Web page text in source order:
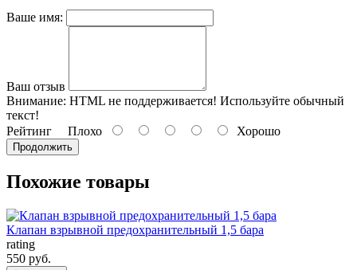
Ваше имя:
Ваш отзыв
Внимание: HTML не поддерживается! Используйте обычный
текст!
Рейтинг Плохо Хорошо
Продолжить
Похожие товары
Клапан взрывной предохранительный 1,5 бара
rating
550 руб.